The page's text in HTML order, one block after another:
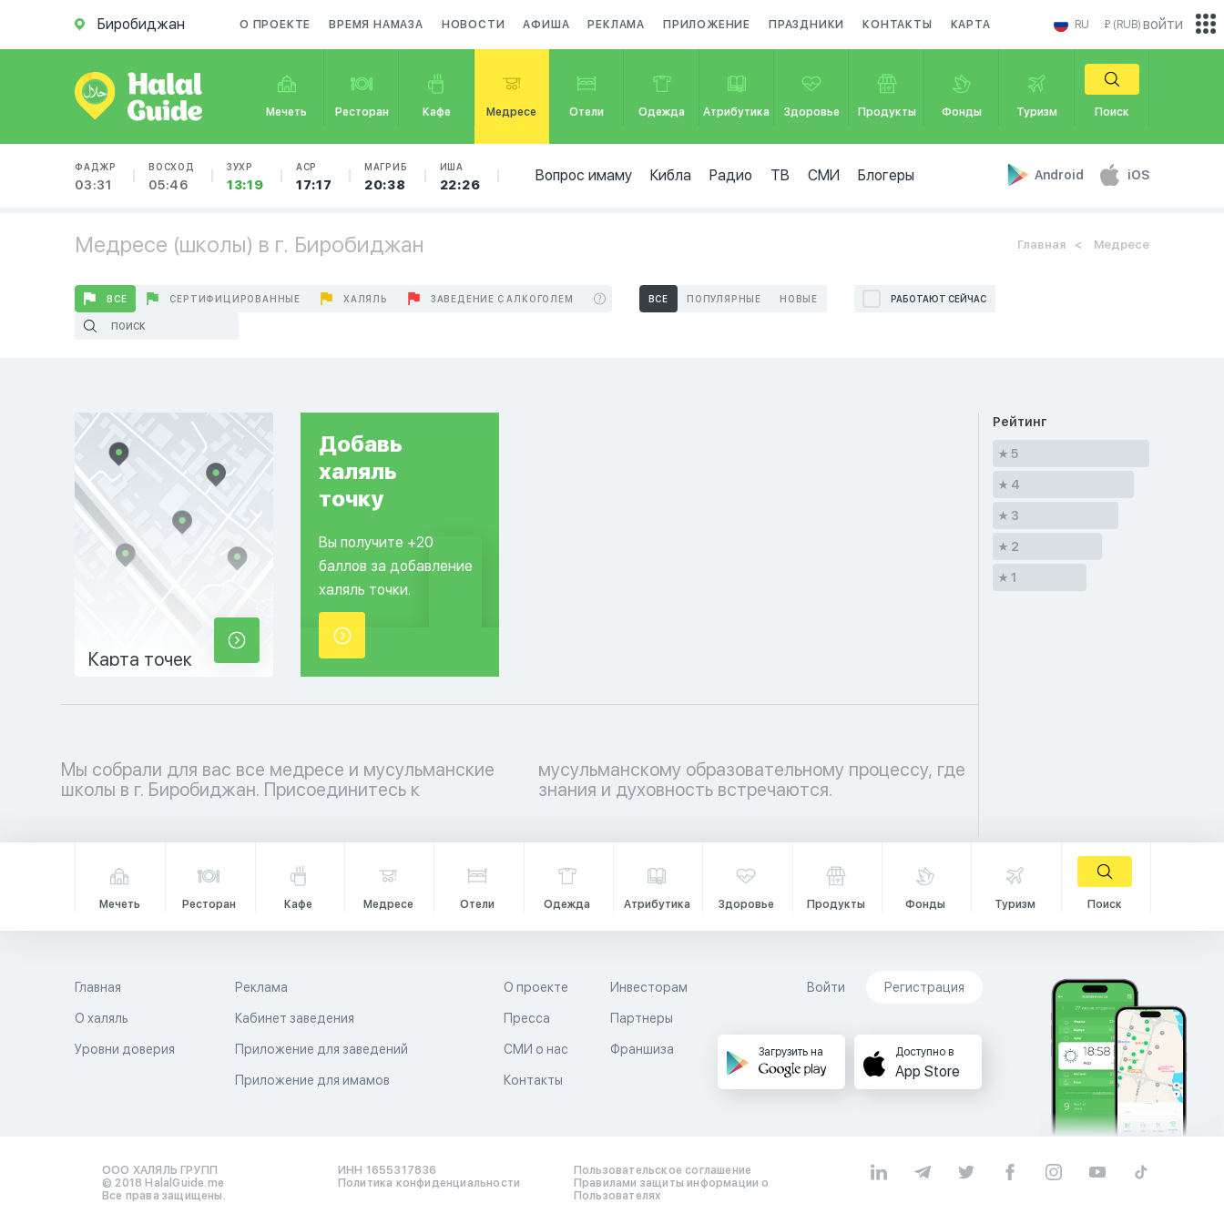
Биробиджан О ПРОЕКТЕ ВРЕМЯ НАМАЗА НОВОСТИ АФИША РЕКЛАМА ПРИЛОЖЕНИЕ ПРАЗДНИКИ КОНТАКТЫ КАРТА RU ₽ (RUB)
Мечеть Ресторан Кафе Медресе Отели Одежда Атрибутика Здоровье Продукты Фонды Туризм Поиск
ФАДЖР
03:31
ВОСХОД
05:46
ЗУХР
13:19
АСР
17:17
МАГРИБ
20:38
ИША
22:26
Вопрос имаму Кибла Радио ТВ СМИ Блогеры Android iOS
войти
Медресе (школы) в г. Биробиджан Главная Медресе
ВСЕ СЕРТИФИЦИРОВАННЫЕ ХАЛЯЛЬ ЗАВЕДЕНИЕ С АЛКОГОЛЕМ ВСЕ ПОПУЛЯРНЫЕ НОВЫЕ РАБОТАЮТ СЕЙЧАС
Карта точек
Добавь
халяль
точку
Вы получите +20
баллов за добавление
халяль точки.
Мы собрали для вас все медресе и мусульманские
школы в г. Биробиджан. Присоединитесь к
мусульманскому образовательному процессу, где
знания и духовность встречаются.
Рейтинг
5
4
3
2
1
Мечеть Ресторан Кафе Медресе Отели Одежда Атрибутика Здоровье Продукты Фонды Туризм Поиск
Главная
О халяль
Уровни доверия
Реклама
Кабинет заведения
Приложение для заведений
Приложение для имамов
О проекте
Пресса
СМИ о нас
Контакты
Инвесторам
Партнеры
Франшиза
Войти Регистрация
Загрузить на Доступно в
App Store
ООО ХАЛЯЛЬ ГРУПП
© 2018 HalalGuide.me
Все права защищены.
ИНН 1655317836
Политика конфиденциальности
Пользовательское соглашение
Правилами защиты информации о
Пользователях